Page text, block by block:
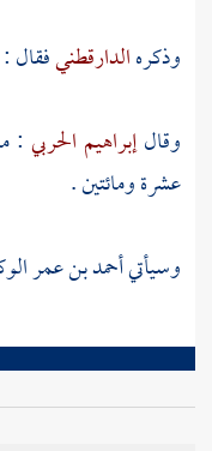
وذكرهالدارقطنيفقال :
وقالإبراهيم الحربي :
عشرة ومائتين .
وسيأتيأحمد بن عمر